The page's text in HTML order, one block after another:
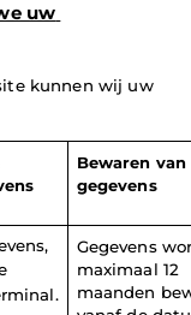
uw
kunnen wij uw
Bewaren van
gegevens
Gegevens
maximaal 12
maanden